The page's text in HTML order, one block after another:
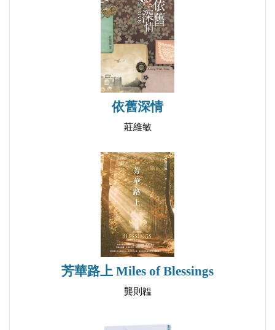
後，終於不得不結束這階段的工作，在不自願的情況
下離開，從此一去不返。
一九五○年的五、六月間，徐訏離開上海來到香
港。由於內地政局的變化，其時香港聚集了大批從內
地到港的作家，他們最初都以香港為暫居地，但隨著
兩岸局勢進一步變化，他們大部份最終定居香港。另
一方面，美蘇兩大陣營冷戰局勢下的意識形態對壘，
造就五十年代香港文化刊物興盛的局面，內地作家亦
得以繼續在香港發表作品。徐訏的寫作以小說和新詩
為主，來港後亦寫作了大量雜文和文藝評論，五十年
代中期，他以「東方既白」為筆名，在香港《祖國月
刊》及台灣《自由中國》等雜誌發表〈從毛澤東的沁
園春說起〉、〈新個性主義文藝與大衆文藝〉、〈在
於《在文藝思想與文化政策中》、《回到個人主義與
依舊深情
莊維敏
芳華路上 Miles of Blessings
龔則韞